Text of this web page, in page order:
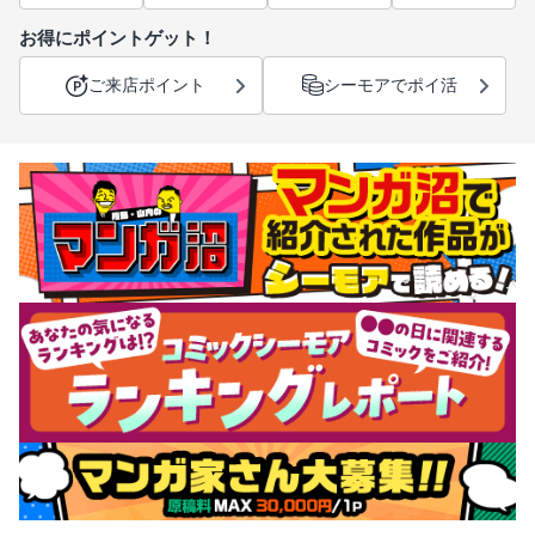
お得にポイントゲット！
ご来店ポイント シーモアでポイ活